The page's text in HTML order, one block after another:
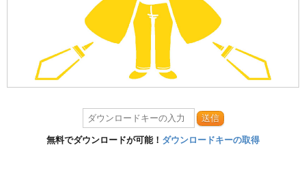
送信
無料でダウンロードが可能！ ダウンロードキーの取得